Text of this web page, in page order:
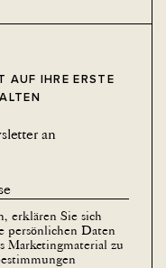
AUF IHRE ERSTE
an
erklären Sie sich
persönlichen Daten
Marketingmaterial zu